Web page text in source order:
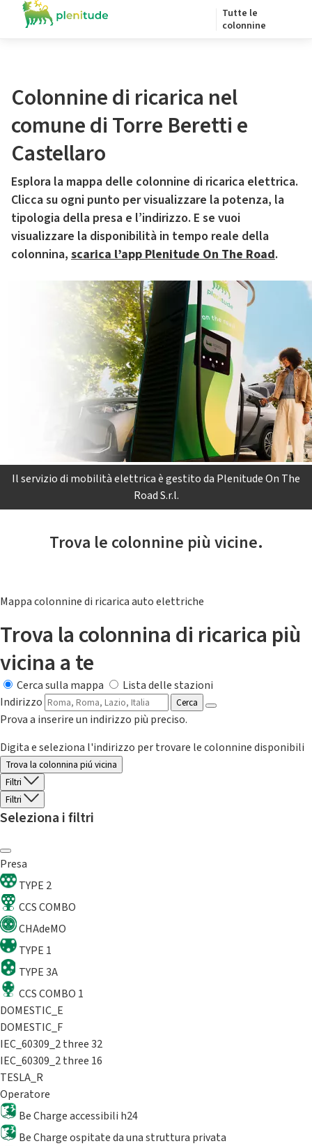
Tutte le
colonnine
Colonnine di ricarica nel
comune di Torre Beretti e
Castellaro
Esplora la mappa delle colonnine di ricarica elettrica.
Clicca su ogni punto per visualizzare la potenza, la
tipologia della presa e l’indirizzo. E se vuoi
visualizzare la disponibilità in tempo reale della
colonnina, scarica l’app Plenitude On The Road.
Il servizio di mobilità elettrica è gestito da Plenitude On The
Road S.r.l.
Trova le colonnine più vicine.
Mappa colonnine di ricarica auto elettriche
Trova la colonnina di ricarica più
vicina a te
Cerca sulla mappa
Lista delle stazioni
Indirizzo
Cerca
Prova a inserire un indirizzo più preciso.
Digita e seleziona l'indirizzo per trovare le colonnine disponibili
Trova la colonnina piú vicina
Filtri
Filtri
Seleziona i filtri
Presa
TYPE 2
CCS COMBO
CHAdeMO
TYPE 1
TYPE 3A
CCS COMBO 1
DOMESTIC_E
DOMESTIC_F
IEC_60309_2 three 32
IEC_60309_2 three 16
TESLA_R
Operatore
Be Charge accessibili h24
Be Charge ospitate da una struttura privata